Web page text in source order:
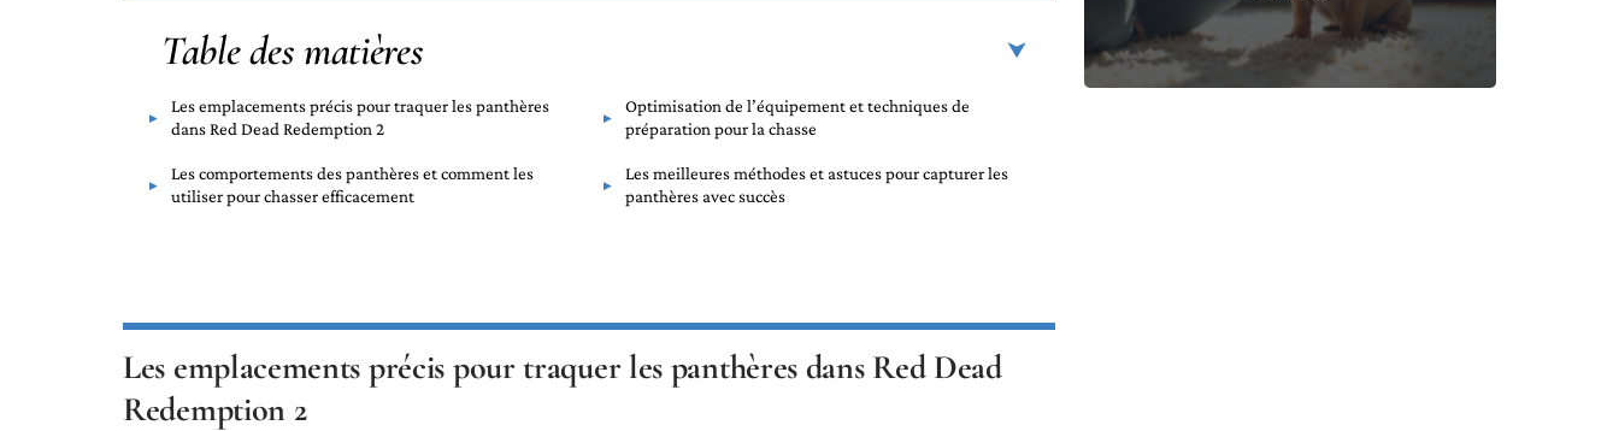
Table des matières
Les emplacements précis pour traquer les panthères
dans Red Dead Redemption 2
Optimisation de l’équipement et techniques de
préparation pour la chasse
Les comportements des panthères et comment les
utiliser pour chasser efficacement
Les meilleures méthodes et astuces pour capturer les
panthères avec succès
Les emplacements précis pour traquer les panthères dans Red Dead
Redemption 2